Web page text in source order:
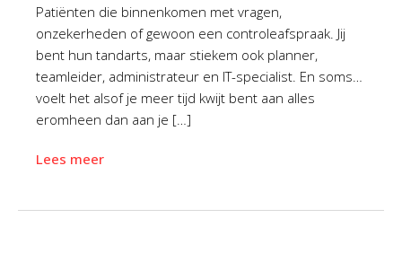
Patiënten die binnenkomen met vragen,
onzekerheden of gewoon een controleafspraak. Jij
bent hun tandarts, maar stiekem ook planner,
teamleider, administrateur en IT-specialist. En soms…
voelt het alsof je meer tijd kwijt bent aan alles
eromheen dan aan je […]
Lees meer